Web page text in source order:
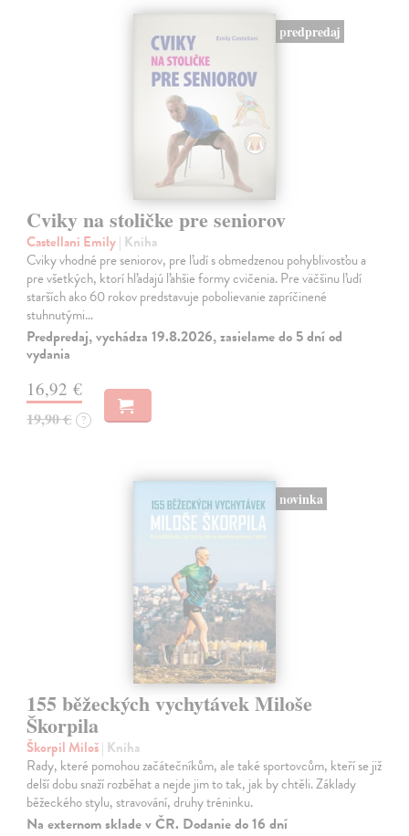
predpredaj
Cviky na stoličke pre seniorov
Castellani Emily| Kniha
Cviky vhodné pre seniorov, pre ľudí s obmedzenou pohyblivosťou a
pre všetkých, ktorí hľadajú ľahšie formy cvičenia. Pre väčšinu ľudí
starších ako 60 rokov predstavuje pobolievanie zapríčinené
stuhnutými…
Predpredaj, vychádza 19.8.2026, zasielame do 5 dní od
vydania
16,92 €
19,90 € ?
novinka
155 běžeckých vychytávek Miloše
Škorpila
Škorpil Miloš| Kniha
Rady, které pomohou začátečníkům, ale také sportovcům, kteří se již
delší dobu snaží rozběhat a nejde jim to tak, jak by chtěli. Základy
běžeckého stylu, stravování, druhy tréninku.
Na externom sklade v ČR. Dodanie do 16 dní